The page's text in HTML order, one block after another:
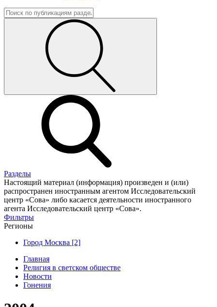
Разделы
Настоящий материал (информация) произведен и (или)
распространен иностранным агентом Исследовательский
центр «Сова» либо касается деятельности иностранного
агента Исследовательский центр «Сова».
Фильтры
Регионы
Город Москва [2]
Главная
Религия в светском обществе
Новости
Гонения